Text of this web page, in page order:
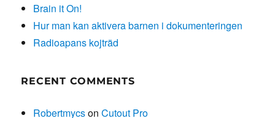
Brain it On!
Hur man kan aktivera barnen i dokumenteringen
Radioapans kojträd
RECENT COMMENTS
RobertmycsonCutout Pro